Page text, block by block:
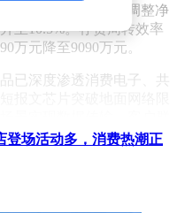
但2025年上半年经调整净
至10.5%。存货周转效率
万元降至9090万元。
已深度渗透消费电子、共
车制造商等58家重叠客户
收入占比达48.6%。
呈现高度集中特征，2024
登场活动多，消费热潮正